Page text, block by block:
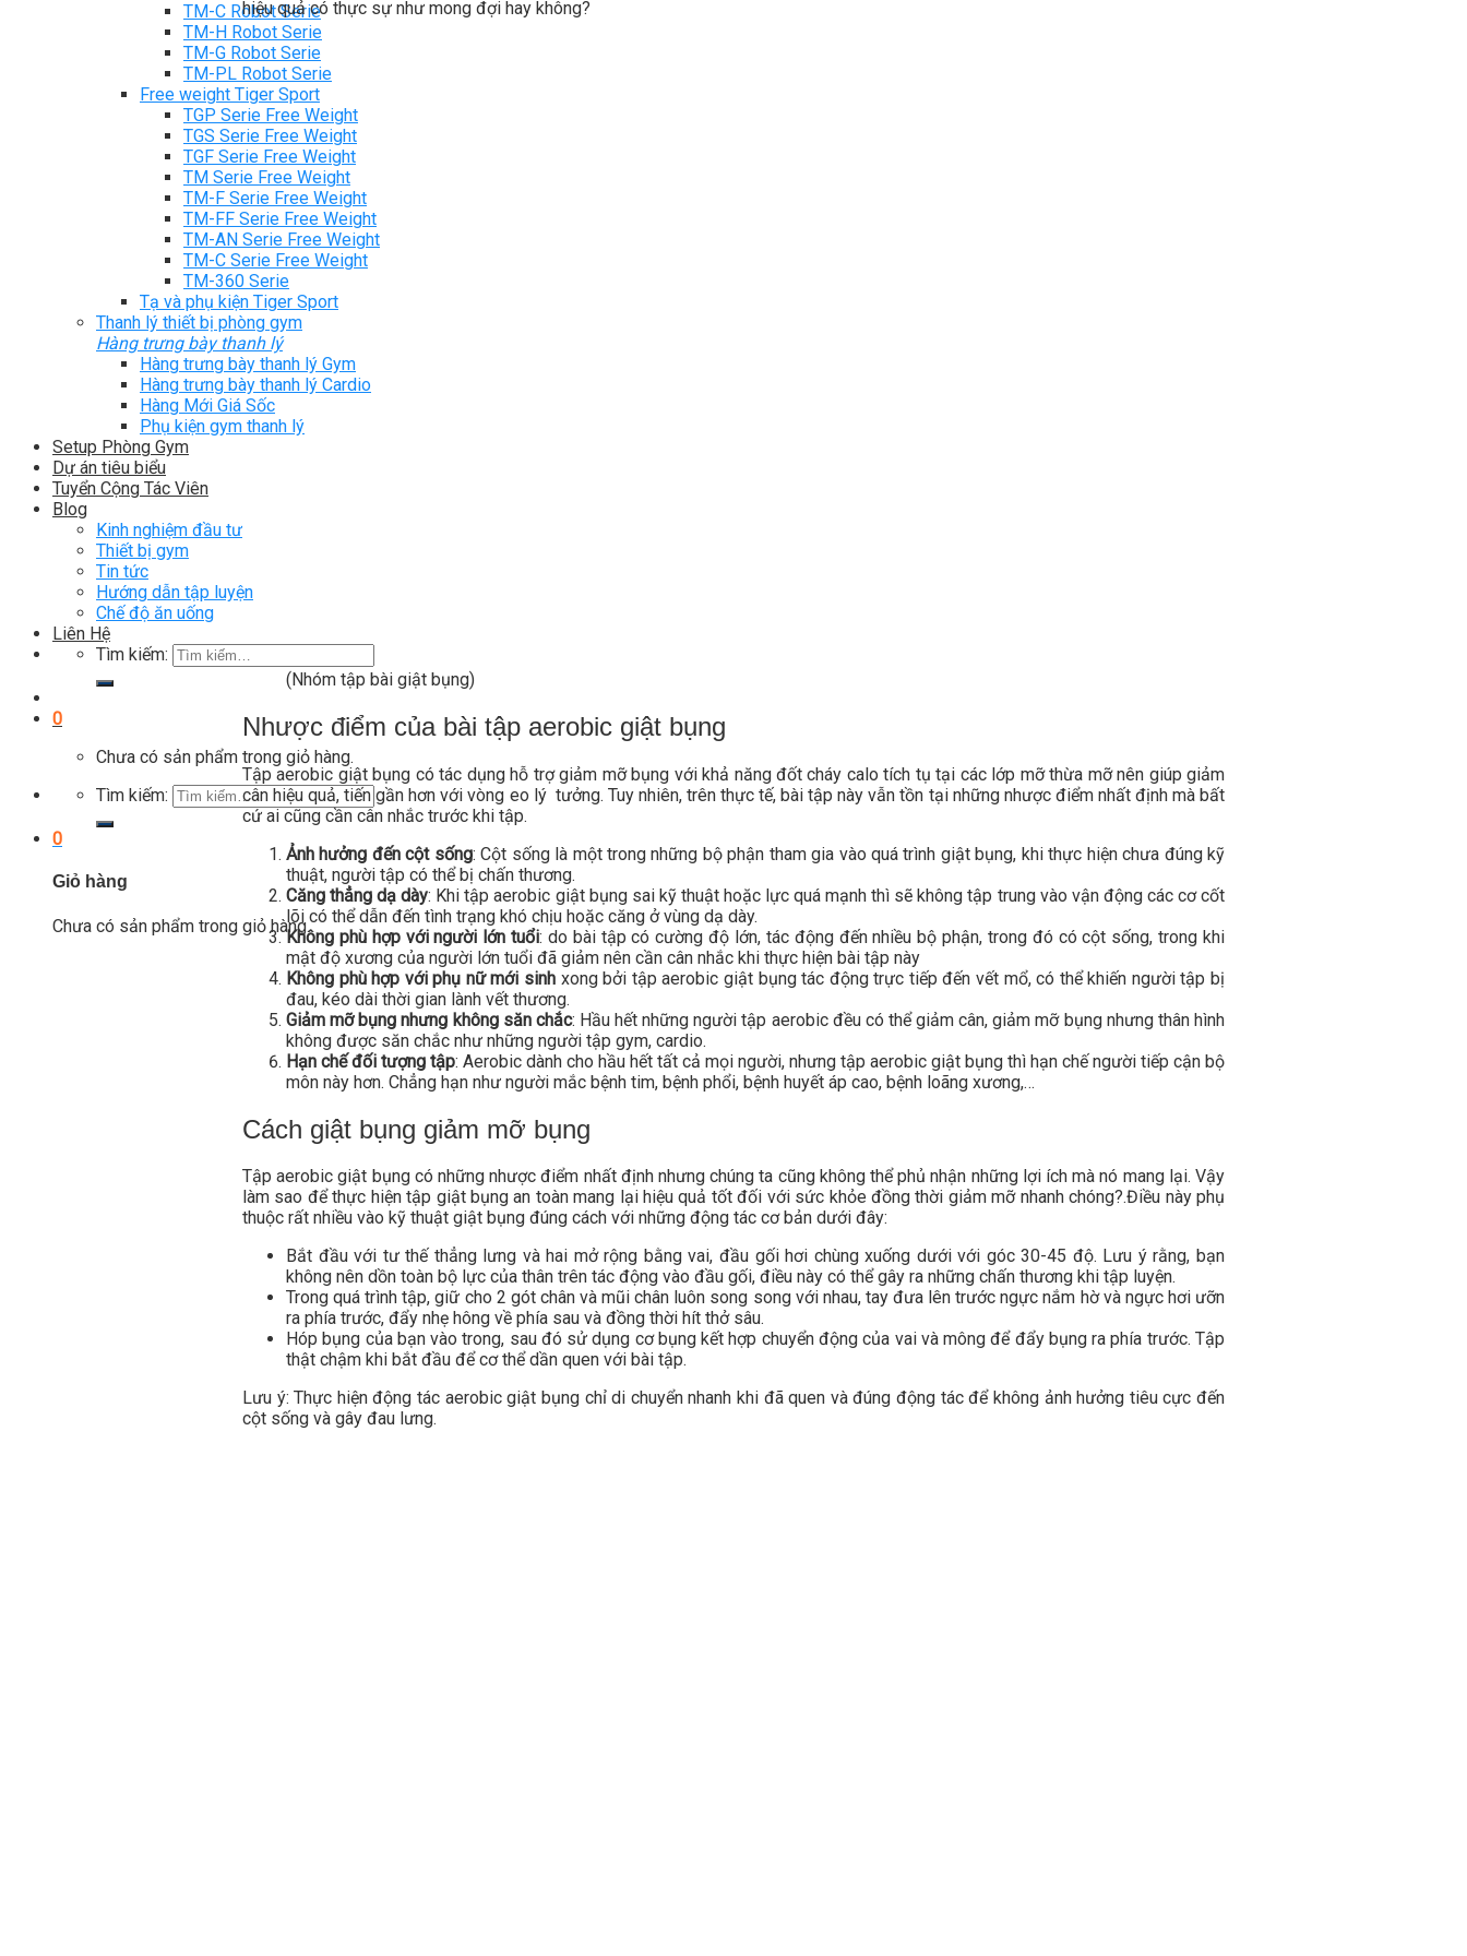
TM-C Robot Serie
TM-H Robot Serie
TM-G Robot Serie
TM-PL Robot Serie
Free weight Tiger Sport
TGP Serie Free Weight
TGS Serie Free Weight
TGF Serie Free Weight
TM Serie Free Weight
TM-F Serie Free Weight
TM-FF Serie Free Weight
TM-AN Serie Free Weight
TM-C Serie Free Weight
TM-360 Serie
Tạ và phụ kiện Tiger Sport
Thanh lý thiết bị phòng gym
Hàng trưng bày thanh lý
Hàng trưng bày thanh lý Gym
Hàng trưng bày thanh lý Cardio
Hàng Mới Giá Sốc
Phụ kiện gym thanh lý
Setup Phòng Gym
Dự án tiêu biểu
Tuyển Cộng Tác Viên
Blog
Kinh nghiệm đầu tư
Thiết bị gym
Tin tức
Hướng dẫn tập luyện
Chế độ ăn uống
Liên Hệ
Tìm kiếm:
0
Chưa có sản phẩm trong giỏ hàng.
Tìm kiếm:
0
Giỏ hàng
Chưa có sản phẩm trong giỏ hàng.
hiệu quả có thực sự như mong đợi hay không?
(Nhóm tập bài giật bụng)
Nhược điểm của bài tập aerobic giật bụng
Tập aerobic giật bụng có tác dụng hỗ trợ giảm mỡ bụng với khả năng đốt cháy calo tích tụ tại các lớp mỡ thừa mỡ nên giúp giảm
cân hiệu quả, tiến gần hơn với vòng eo lý tưởng. Tuy nhiên, trên thực tế, bài tập này vẫn tồn tại những nhược điểm nhất định mà bất
cứ ai cũng cần cân nhắc trước khi tập.
Ảnh hưởng đến cột sống: Cột sống là một trong những bộ phận tham gia vào quá trình giật bụng, khi thực hiện chưa đúng kỹ
thuật, người tập có thể bị chấn thương.
Căng thẳng dạ dày: Khi tập aerobic giật bụng sai kỹ thuật hoặc lực quá mạnh thì sẽ không tập trung vào vận động các cơ cốt
lõi có thể dẫn đến tình trạng khó chịu hoặc căng ở vùng dạ dày.
Không phù hợp với người lớn tuổi: do bài tập có cường độ lớn, tác động đến nhiều bộ phận, trong đó có cột sống, trong khi
mật độ xương của người lớn tuổi đã giảm nên cần cân nhắc khi thực hiện bài tập này
Không phù hợp với phụ nữ mới sinh xong bởi tập aerobic giật bụng tác động trực tiếp đến vết mổ, có thể khiến người tập bị
đau, kéo dài thời gian lành vết thương.
Giảm mỡ bụng nhưng không săn chắc: Hầu hết những người tập aerobic đều có thể giảm cân, giảm mỡ bụng nhưng thân hình
không được săn chắc như những người tập gym, cardio.
Hạn chế đối tượng tập: Aerobic dành cho hầu hết tất cả mọi người, nhưng tập aerobic giật bụng thì hạn chế người tiếp cận bộ
môn này hơn. Chẳng hạn như người mắc bệnh tim, bệnh phổi, bệnh huyết áp cao, bệnh loãng xương,…
Cách giật bụng giảm mỡ bụng
Tập aerobic giật bụng có những nhược điểm nhất định nhưng chúng ta cũng không thể phủ nhận những lợi ích mà nó mang lại. Vậy
làm sao để thực hiện tập giật bụng an toàn mang lại hiệu quả tốt đối với sức khỏe đồng thời giảm mỡ nhanh chóng?.Điều này phụ
thuộc rất nhiều vào kỹ thuật giật bụng đúng cách với những động tác cơ bản dưới đây:
Bắt đầu với tư thế thẳng lưng và hai mở rộng bằng vai, đầu gối hơi chùng xuống dưới với góc 30-45 độ. Lưu ý rằng, bạn
không nên dồn toàn bộ lực của thân trên tác động vào đầu gối, điều này có thể gây ra những chấn thương khi tập luyện.
Trong quá trình tập, giữ cho 2 gót chân và mũi chân luôn song song với nhau, tay đưa lên trước ngực nắm hờ và ngực hơi ưỡn
ra phía trước, đẩy nhẹ hông về phía sau và đồng thời hít thở sâu.
Hóp bụng của bạn vào trong, sau đó sử dụng cơ bụng kết hợp chuyển động của vai và mông để đẩy bụng ra phía trước. Tập
thật chậm khi bắt đầu để cơ thể dần quen với bài tập.
Lưu ý: Thực hiện động tác aerobic giật bụng chỉ di chuyển nhanh khi đã quen và đúng động tác để không ảnh hưởng tiêu cực đến
cột sống và gây đau lưng.